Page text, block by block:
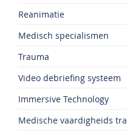
Reanimatie
Medisch specialismen
Trauma
Video debriefing systeem
Immersive Technology
Medische vaardigheids